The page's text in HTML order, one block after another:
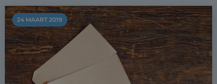
24 MAART 2019